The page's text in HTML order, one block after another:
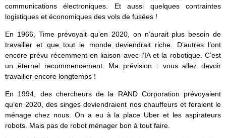
communications électroniques. Et aussi quelques contraintes
logistiques et économiques des vols de fusées !
En 1966, Time prévoyait qu’en 2020, on n’aurait plus besoin de
travailler et que tout le monde deviendrait riche. D’autres l’ont
encore prévu récemment en liaison avec l’IA et la robotique. C’est
un éternel recommencement. Ma prévision : vous allez devoir
travailler encore longtemps !
En 1994, des chercheurs de la RAND Corporation prévoyaient
qu’en 2020, des singes deviendraient nos chauffeurs et feraient le
ménage chez nous. On a eu à la place Uber et les aspirateurs
robots. Mais pas de robot ménager bon à tout faire.